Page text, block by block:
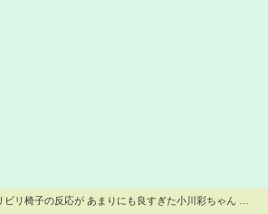
ビリ椅子の反応が あまりにも良すぎた小川彩ちゃん 川